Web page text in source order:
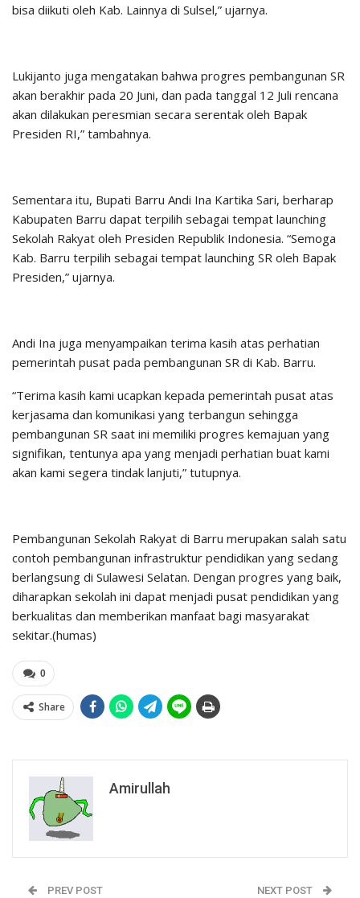
bisa diikuti oleh Kab. Lainnya di Sulsel,” ujarnya.
Lukijanto juga mengatakan bahwa progres pembangunan SR
akan berakhir pada 20 Juni, dan pada tanggal 12 Juli rencana
akan dilakukan peresmian secara serentak oleh Bapak
Presiden RI,” tambahnya.
Sementara itu, Bupati Barru Andi Ina Kartika Sari, berharap
Kabupaten Barru dapat terpilih sebagai tempat launching
Sekolah Rakyat oleh Presiden Republik Indonesia. “Semoga
Kab. Barru terpilih sebagai tempat launching SR oleh Bapak
Presiden,” ujarnya.
Andi Ina juga menyampaikan terima kasih atas perhatian
pemerintah pusat pada pembangunan SR di Kab. Barru.
“Terima kasih kami ucapkan kepada pemerintah pusat atas
kerjasama dan komunikasi yang terbangun sehingga
pembangunan SR saat ini memiliki progres kemajuan yang
signifikan, tentunya apa yang menjadi perhatian buat kami
akan kami segera tindak lanjuti,” tutupnya.
Pembangunan Sekolah Rakyat di Barru merupakan salah satu
contoh pembangunan infrastruktur pendidikan yang sedang
berlangsung di Sulawesi Selatan. Dengan progres yang baik,
diharapkan sekolah ini dapat menjadi pusat pendidikan yang
berkualitas dan memberikan manfaat bagi masyarakat
sekitar.(humas)
0
Share
Amirullah
PREV POST NEXT POST